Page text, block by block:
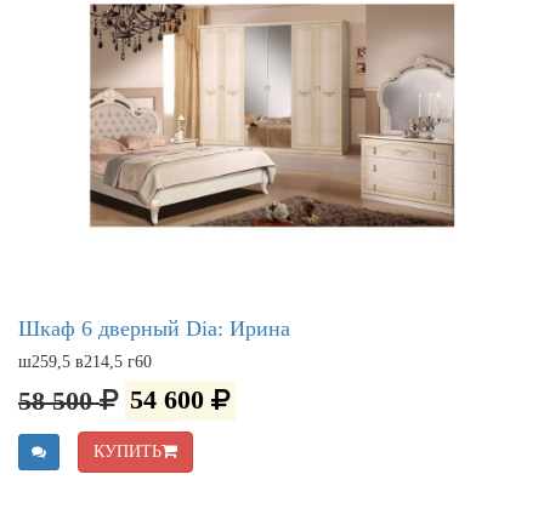
Шкаф 6 дверный Dia: Ирина
ш259,5 в214,5 г60
58 500 54 600
КУПИТЬ